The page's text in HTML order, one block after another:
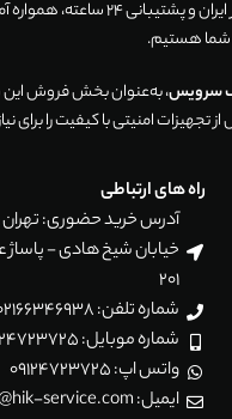
موفق در سراسر ایران و پشتیبانی 24 ساعته،
شما هستیم.
سرویس، به‌عنوان بخش فروش
تجهیزات امنیتی با کیفیت را برای
راه های ارتباطی
آدرس خرید حضوری:
201
شماره تلفن: 02166346938
شماره موبایل: 09124723725
واتس اپ: 09124723725
ایمیل: info@hik-service.com